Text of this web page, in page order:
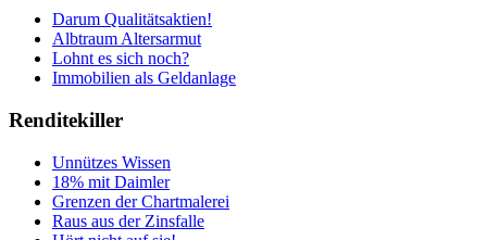
Darum Qualitätsaktien!
Albtraum Altersarmut
Lohnt es sich noch?
Immobilien als Geldanlage
Renditekiller
Unnützes Wissen
18% mit Daimler
Grenzen der Chartmalerei
Raus aus der Zinsfalle